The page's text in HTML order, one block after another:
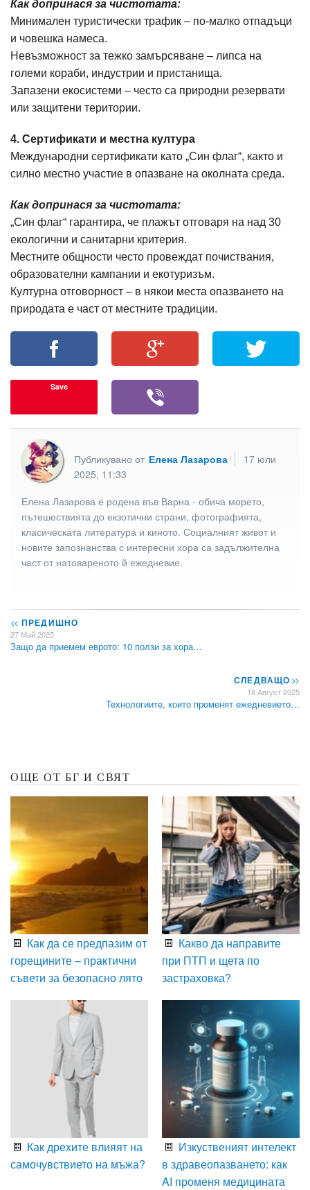
Как допринася за чистотата:
Минимален туристически трафик – по-малко отпадъци
и човешка намеса.
Невъзможност за тежко замърсяване – липса на
големи кораби, индустрии и пристанища.
Запазени екосистеми – често са природни резервати
или защитени територии.
4. Сертификати и местна култура
Международни сертификати като „Син флаг“, както и
силно местно участие в опазване на околната среда.
Как допринася за чистотата:
„Син флаг“ гарантира, че плажът отговаря на над 30
екологични и санитарни критерия.
Местните общности често провеждат почиствания,
образователни кампании и екотуризъм.
Културна отговорност – в някои места опазването на
природата е част от местните традиции.
Save
Публикувано от Елена Лазарова
17 юли
2025, 11:33
Елена Лазарова е родена във Варна - обича морето,
пътешествията до екзотични страни, фотографията,
класическата литература и киното. Социалният живот и
новите запознанства с интересни хора са задължителна
част от натовареното й ежедневие.
<< ПРЕДИШНО
27 Май 2025
Защо да приемем еврото: 10 ползи за хора…
СЛЕДВАЩО>>
18 Август 2025
Технологиите, които променят ежедневието…
ОЩЕ ОТ БГ И СВЯТ
Как да се предпазим от
горещините – практични
съвети за безопасно лято
Какво да направите
при ПТП и щета по
застраховка?
Как дрехите влияят на
самочувствието на мъжа?
Изкуственият интелект
в здравеопазването: как
AI променя медицината